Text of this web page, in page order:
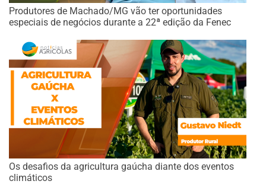
Produtores de Machado/MG vão ter oportunidades
especiais de negócios durante a 22ª edição da Fenec
Os desafios da agricultura gaúcha diante dos eventos
climáticos